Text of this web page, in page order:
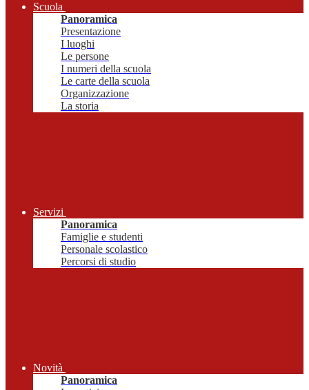
Scuola
Panoramica
Presentazione
I luoghi
Le persone
I numeri della scuola
Le carte della scuola
Organizzazione
La storia
Servizi
Panoramica
Famiglie e studenti
Personale scolastico
Percorsi di studio
Novità
Panoramica